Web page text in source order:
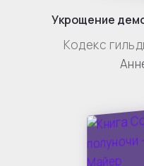
Укрощение
Кодекс